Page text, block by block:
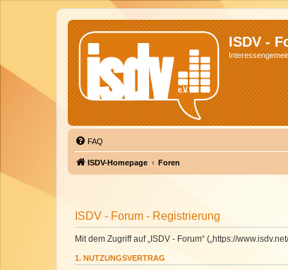
ISDV -
FAQ
ISDV-Homepage Foren
ISDV - Forum - Registrierung
Mit dem Zugriff auf „ISDV - Forum“ („https://
1. NUTZUNGSVERTRAG